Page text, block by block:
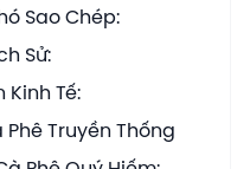
Sao Chép:
Sử:
Kinh Tế:
Phê Truyền Thống